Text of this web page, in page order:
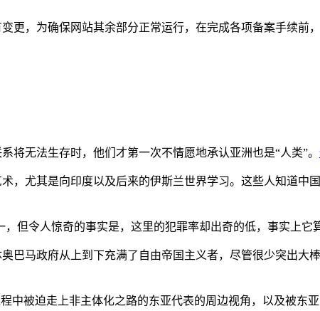
更，为确保网站其余部分正常运行，在完成各项备案手续前
无法生存时，他们才第一次不情愿地承认亚洲也是“人类”。
，尤其是向印度以及后来的伊斯兰世界学习。这些人知道中
但令人惊奇的事实是，这里的犯罪率却出奇的低，事实上它
巴马政府从上到下充满了自由帝国主义者，尽管很少突出大
中被迫走上非主体化之路的东亚代表的周边视角，以及被东